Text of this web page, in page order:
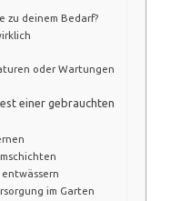
zu deinem Bedarf?
oder Wartungen
einer gebrauchten
im Garten